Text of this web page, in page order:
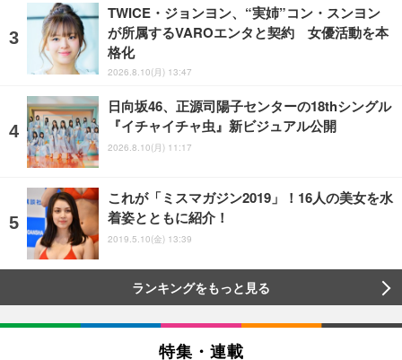
TWICE・ジョンヨン、“実姉”コン・スンヨン
が所属するVAROエンタと契約 女優活動を本
格化
2026.8.10(月) 13:47
日向坂46、正源司陽子センターの18thシングル
『イチャイチャ虫』新ビジュアル公開
2026.8.10(月) 11:17
これが「ミスマガジン2019」！16人の美女を水
着姿とともに紹介！
2019.5.10(金) 13:39
ランキングをもっと見る
特集・連載